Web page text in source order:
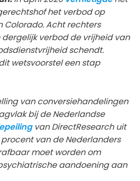
het verbod op
Colorado. Acht rechters
verbod de vrijheid van
schendt.
wetsvoorstel een stap
van conversiehandelingen
bij de Nederlandse
van DirectResearch uit
van de Nederlanders
moet worden om
aandoening aan